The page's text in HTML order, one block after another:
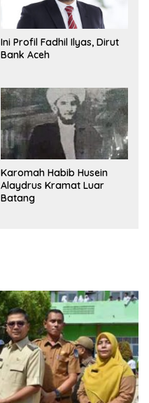
Ini Profil Fadhil Ilyas, Dirut
Bank Aceh
Karomah Habib Husein
Alaydrus Kramat Luar
Batang